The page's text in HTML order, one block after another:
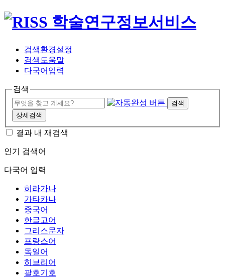
검색환경설정
검색도움말
다국어입력
검색
검색
상세검색
결과 내 재검색
인기 검색어
다국어 입력
히라가나
가타카나
중국어
한글고어
그리스문자
프랑스어
독일어
히브리어
괄호기호